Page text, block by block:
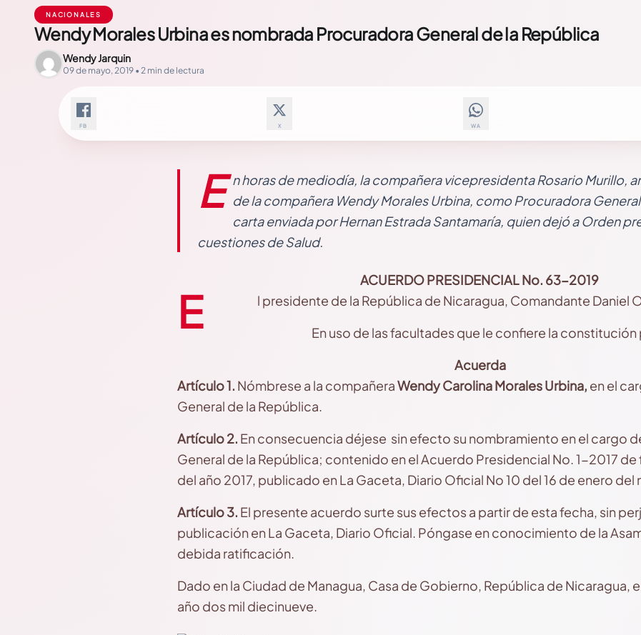
NACIONALES
Wendy Morales Urbina es nombrada Procuradora General de la República
Wendy Jarquin
09 de mayo, 2019 • 2 min de lectura
FB X WA
E n horas de mediodía, la compañera vicepresidenta Rosario Murillo,
de la compañera Wendy Morales Urbina, como Procuradora
carta enviada por Hernan Estrada Santamaría, quien dejó a Orden
cuestiones de Salud.
ACUERDO PRESIDENCIAL No. 63-2019
E
l presidente de la República de Nicaragua, Comandante Daniel
En uso de las facultades que le confiere la
Acuerda
Artículo 1. Nómbrese a la compañeraWendy Carolina Morales Urbina, en el
General de la República.
Artículo 2. En consecuencia déjese sin efecto su nombramiento en el cargo
General de la República; contenido en el Acuerdo Presidencial No. 1-2017
del año 2017, publicado en La Gaceta, Diario Oficial No 10 del 16 de enero del
Artículo 3. El presente acuerdo surte sus efectos a partir de esta fecha, sin
publicación en La Gaceta, Diario Oficial. Póngase en conocimiento de la
debida ratificación.
Dado en la Ciudad de Managua, Casa de Gobierno, República de Nicaragua,
año dos mil diecinueve.